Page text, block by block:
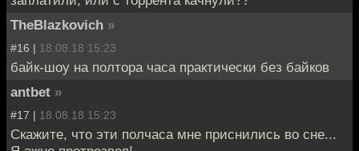
TheBlazkovich »
#16 | 18.08.18 15:23
байк-шоу на полтора часа практически без байков
antbet »
#17 | 18.08.18 15:23
Скажите, что эти полчаса мне приснились во сне...